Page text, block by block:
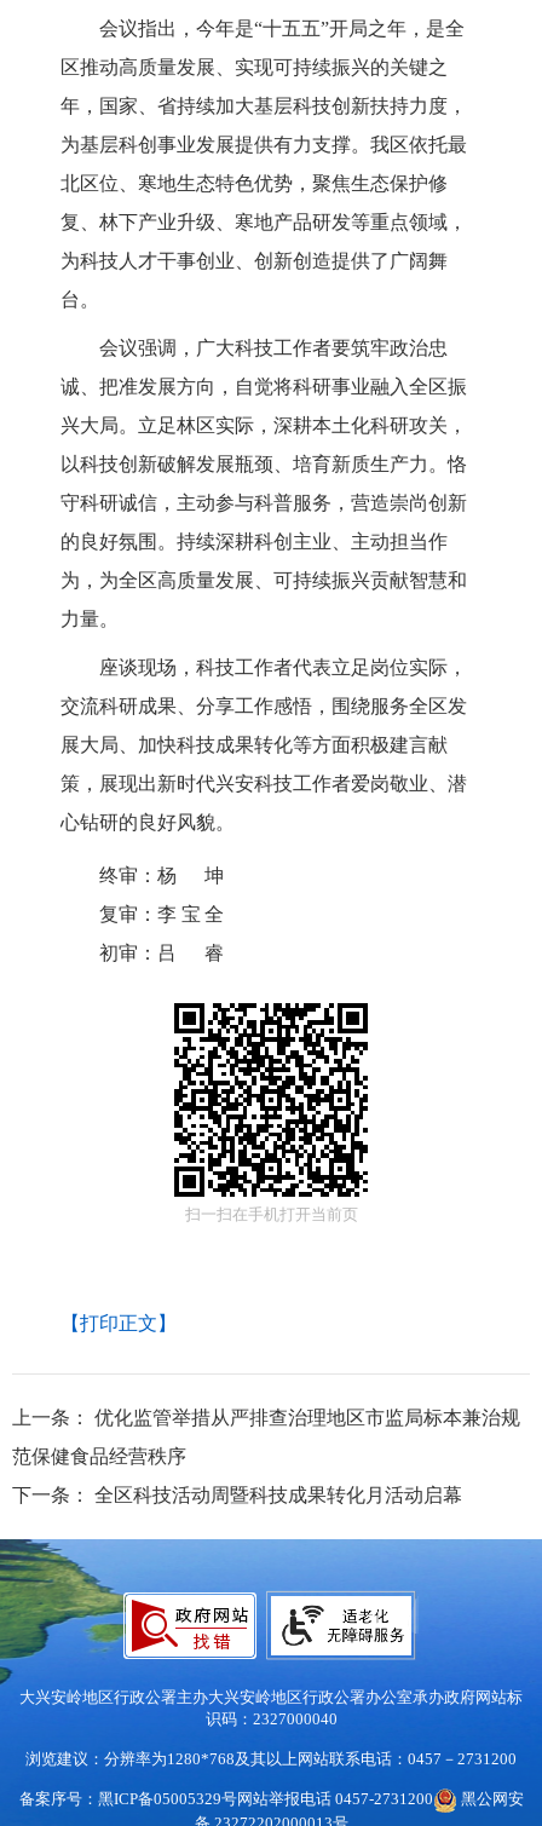
会议指出，今年是“十五五”开局之年，是全
区推动高质量发展、实现可持续振兴的关键之
年，国家、省持续加大基层科技创新扶持力度，
为基层科创事业发展提供有力支撑。我区依托最
北区位、寒地生态特色优势，聚焦生态保护修
复、林下产业升级、寒地产品研发等重点领域，
为科技人才干事创业、创新创造提供了广阔舞
台。
会议强调，广大科技工作者要筑牢政治忠
诚、把准发展方向，自觉将科研事业融入全区振
兴大局。立足林区实际，深耕本土化科研攻关，
以科技创新破解发展瓶颈、培育新质生产力。恪
守科研诚信，主动参与科普服务，营造崇尚创新
的良好氛围。持续深耕科创主业、主动担当作
为，为全区高质量发展、可持续振兴贡献智慧和
力量。
座谈现场，科技工作者代表立足岗位实际，
交流科研成果、分享工作感悟，围绕服务全区发
展大局、加快科技成果转化等方面积极建言献
策，展现出新时代兴安科技工作者爱岗敬业、潜
心钻研的良好风貌。
终审： 杨坤
复审： 李宝全
初审： 吕睿
扫一扫在手机打开当前页
【打印正文】
上一条：
优化监管举措从严排查治理地区市监局标本兼治规
范保健食品经营秩序
下一条：
全区科技活动周暨科技成果转化月活动启幕
大兴安岭地区行政公署主办大兴安岭地区行政公署办公室承办政府网站标
识码：2327000040
浏览建议：分辨率为1280*768及其以上网站联系电话：0457－2731200
备案序号：黑ICP备05005329号网站举报电话 0457-2731200
黑公网安